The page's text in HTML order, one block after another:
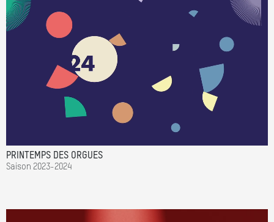
PRINTEMPS DES ORGUES
Saison 2023-2024